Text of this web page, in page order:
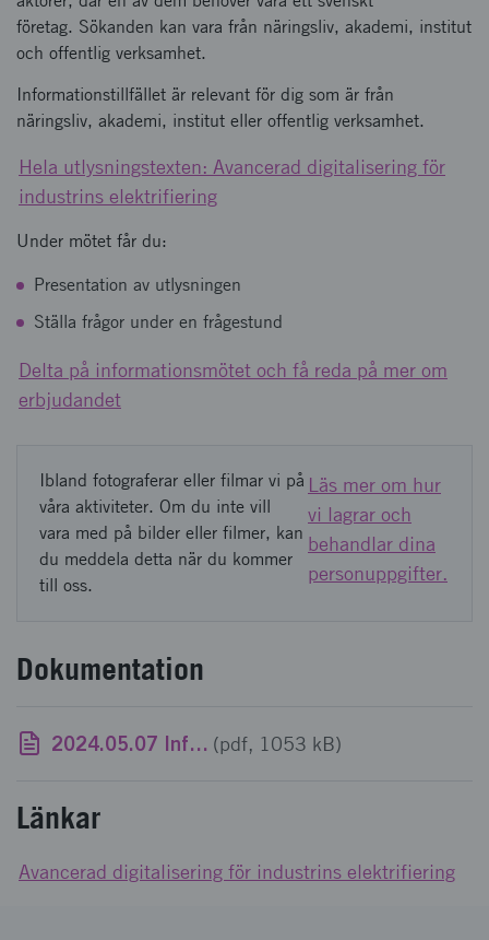
företag. Sökanden kan vara från näringsliv, akademi, institut
och offentlig verksamhet.
Informationstillfället är relevant för dig som är från
näringsliv, akademi, institut eller offentlig verksamhet.
Hela utlysningstexten: Avancerad digitalisering för
industrins elektrifiering
Under mötet får du:
Presentation av utlysningen
Ställa frågor under en frågestund
Delta på informationsmötet och få reda på mer om
erbjudandet
Ibland fotograferar eller filmar vi på
våra aktiviteter. Om du inte vill
vara med på bilder eller filmer, kan
du meddela detta när du kommer
till oss.
Läs mer om hur
vi lagrar och
behandlar dina
personuppgifter.
Dokumentation
2024.05.07 Infomöte Industrins elektrifiering.pdf (pdf, 1053 kB)
Länkar
Avancerad digitalisering för industrins elektrifiering